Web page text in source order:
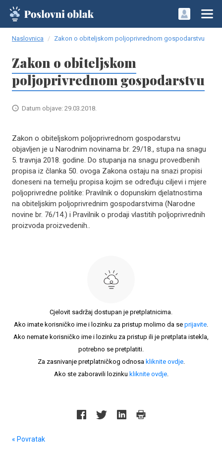
Naslovnica Zakon o obiteljskom poljoprivrednom gospodarstvu
Zakon o obiteljskom
poljoprivrednom gospodarstvu
Datum objave: 29.03.2018.
Zakon o obiteljskom poljoprivrednom gospodarstvu
objavljen je u Narodnim novinama br. 29/18., stupa na snagu
5. travnja 2018. godine. Do stupanja na snagu provedbenih
propisa iz članka 50. ovoga Zakona ostaju na snazi propisi
doneseni na temelju propisa kojim se određuju ciljevi i mjere
poljoprivredne politike: Pravilnik o dopunskim djelatnostima
na obiteljskim poljoprivrednim gospodarstvima (Narodne
novine br. 76/14.) i Pravilnik o prodaji vlastitih poljoprivrednih
proizvoda proizvedenih..
Cjelovit sadržaj dostupan je pretplatnicima.
Ako imate korisničko ime i lozinku za pristup molimo da se prijavite.
Ako nemate korisničko ime i lozinku za pristup ili je pretplata istekla,
potrebno se pretplatiti.
Za zasnivanje pretplatničkog odnosa kliknite ovdje.
Ako ste zaboravili lozinku kliknite ovdje.
« Povratak